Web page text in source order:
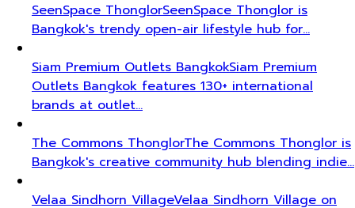
SeenSpace ThonglorSeenSpace Thonglor is
Bangkok's trendy open-air lifestyle hub for…
Siam Premium Outlets BangkokSiam Premium
Outlets Bangkok features 130+ international
brands at outlet…
The Commons ThonglorThe Commons Thonglor is
Bangkok's creative community hub blending indie…
Velaa Sindhorn VillageVelaa Sindhorn Village on